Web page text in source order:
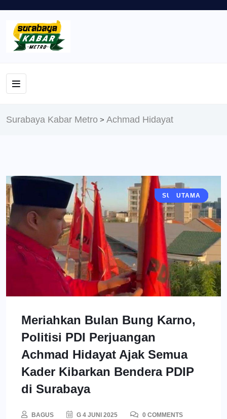
Surabaya Kabar Metro > Achmad Hidayat
BERITA
POLITIK
SURABAYA
UTAMA
Meriahkan Bulan Bung Karno,
Politisi PDI Perjuangan
Achmad Hidayat Ajak Semua
Kader Kibarkan Bendera PDIP
di Surabaya
BAGUS G 4 JUNI 2025 0 COMMENTS